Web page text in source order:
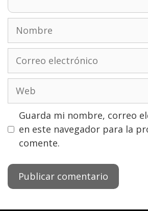
Nombre
Correo
electrónico
Web
Guarda mi nombre, correo
en este navegador para la
comente.